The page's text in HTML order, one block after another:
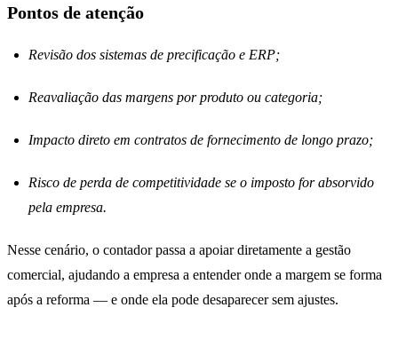
Pontos de atenção
Revisão dos sistemas de precificação e ERP;
Reavaliação das margens por produto ou categoria;
Impacto direto em contratos de fornecimento de longo prazo;
Risco de perda de competitividade se o imposto for absorvido
pela empresa.
Nesse cenário, o contador passa a apoiar diretamente a gestão
comercial, ajudando a empresa a entender onde a margem se forma
após a reforma — e onde ela pode desaparecer sem ajustes.